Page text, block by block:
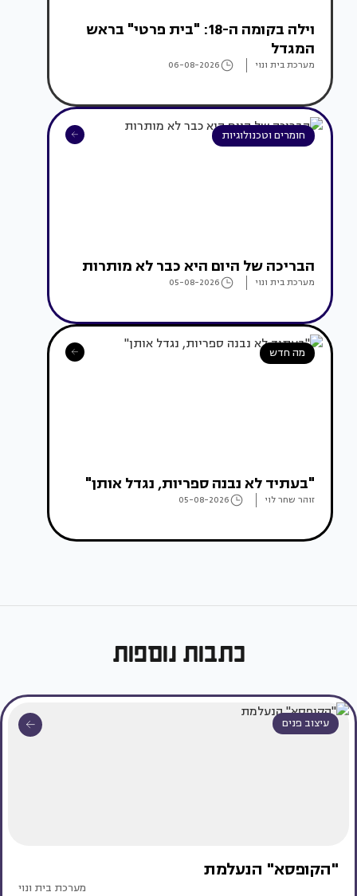
וילה בקומה ה-18: "בית פרטי" בראש
המגדל
מערכת בית ונוי 06-08-2026
חומרים וטכנולוגיות
הבריכה של היום היא כבר לא מותרות
מערכת בית ונוי 05-08-2026
מה חדש
"בעתיד לא נבנה ספריות, נגדל אותן"
זוהר שחר לוי 05-08-2026
כתבות נוספות
עיצוב פנים
"הקופסא" הנעלמת
מערכת בית ונוי